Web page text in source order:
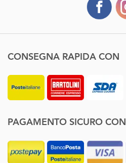
CONSEGNA RAPIDA CON
PAGAMENTO SICURO CON